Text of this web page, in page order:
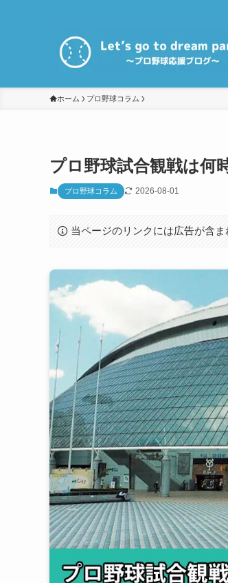
ホーム プロ野球コラム
プロ野球試合観戦は何
プロ野球コラム 2026-08-01
当ページのリンクには広告が含ま